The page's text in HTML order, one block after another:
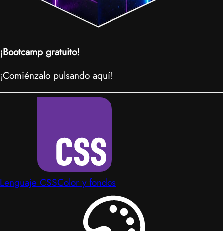
¡Bootcamp gratuito!
¡Comiénzalo pulsando aquí!
Lenguaje CSSColor y fondos